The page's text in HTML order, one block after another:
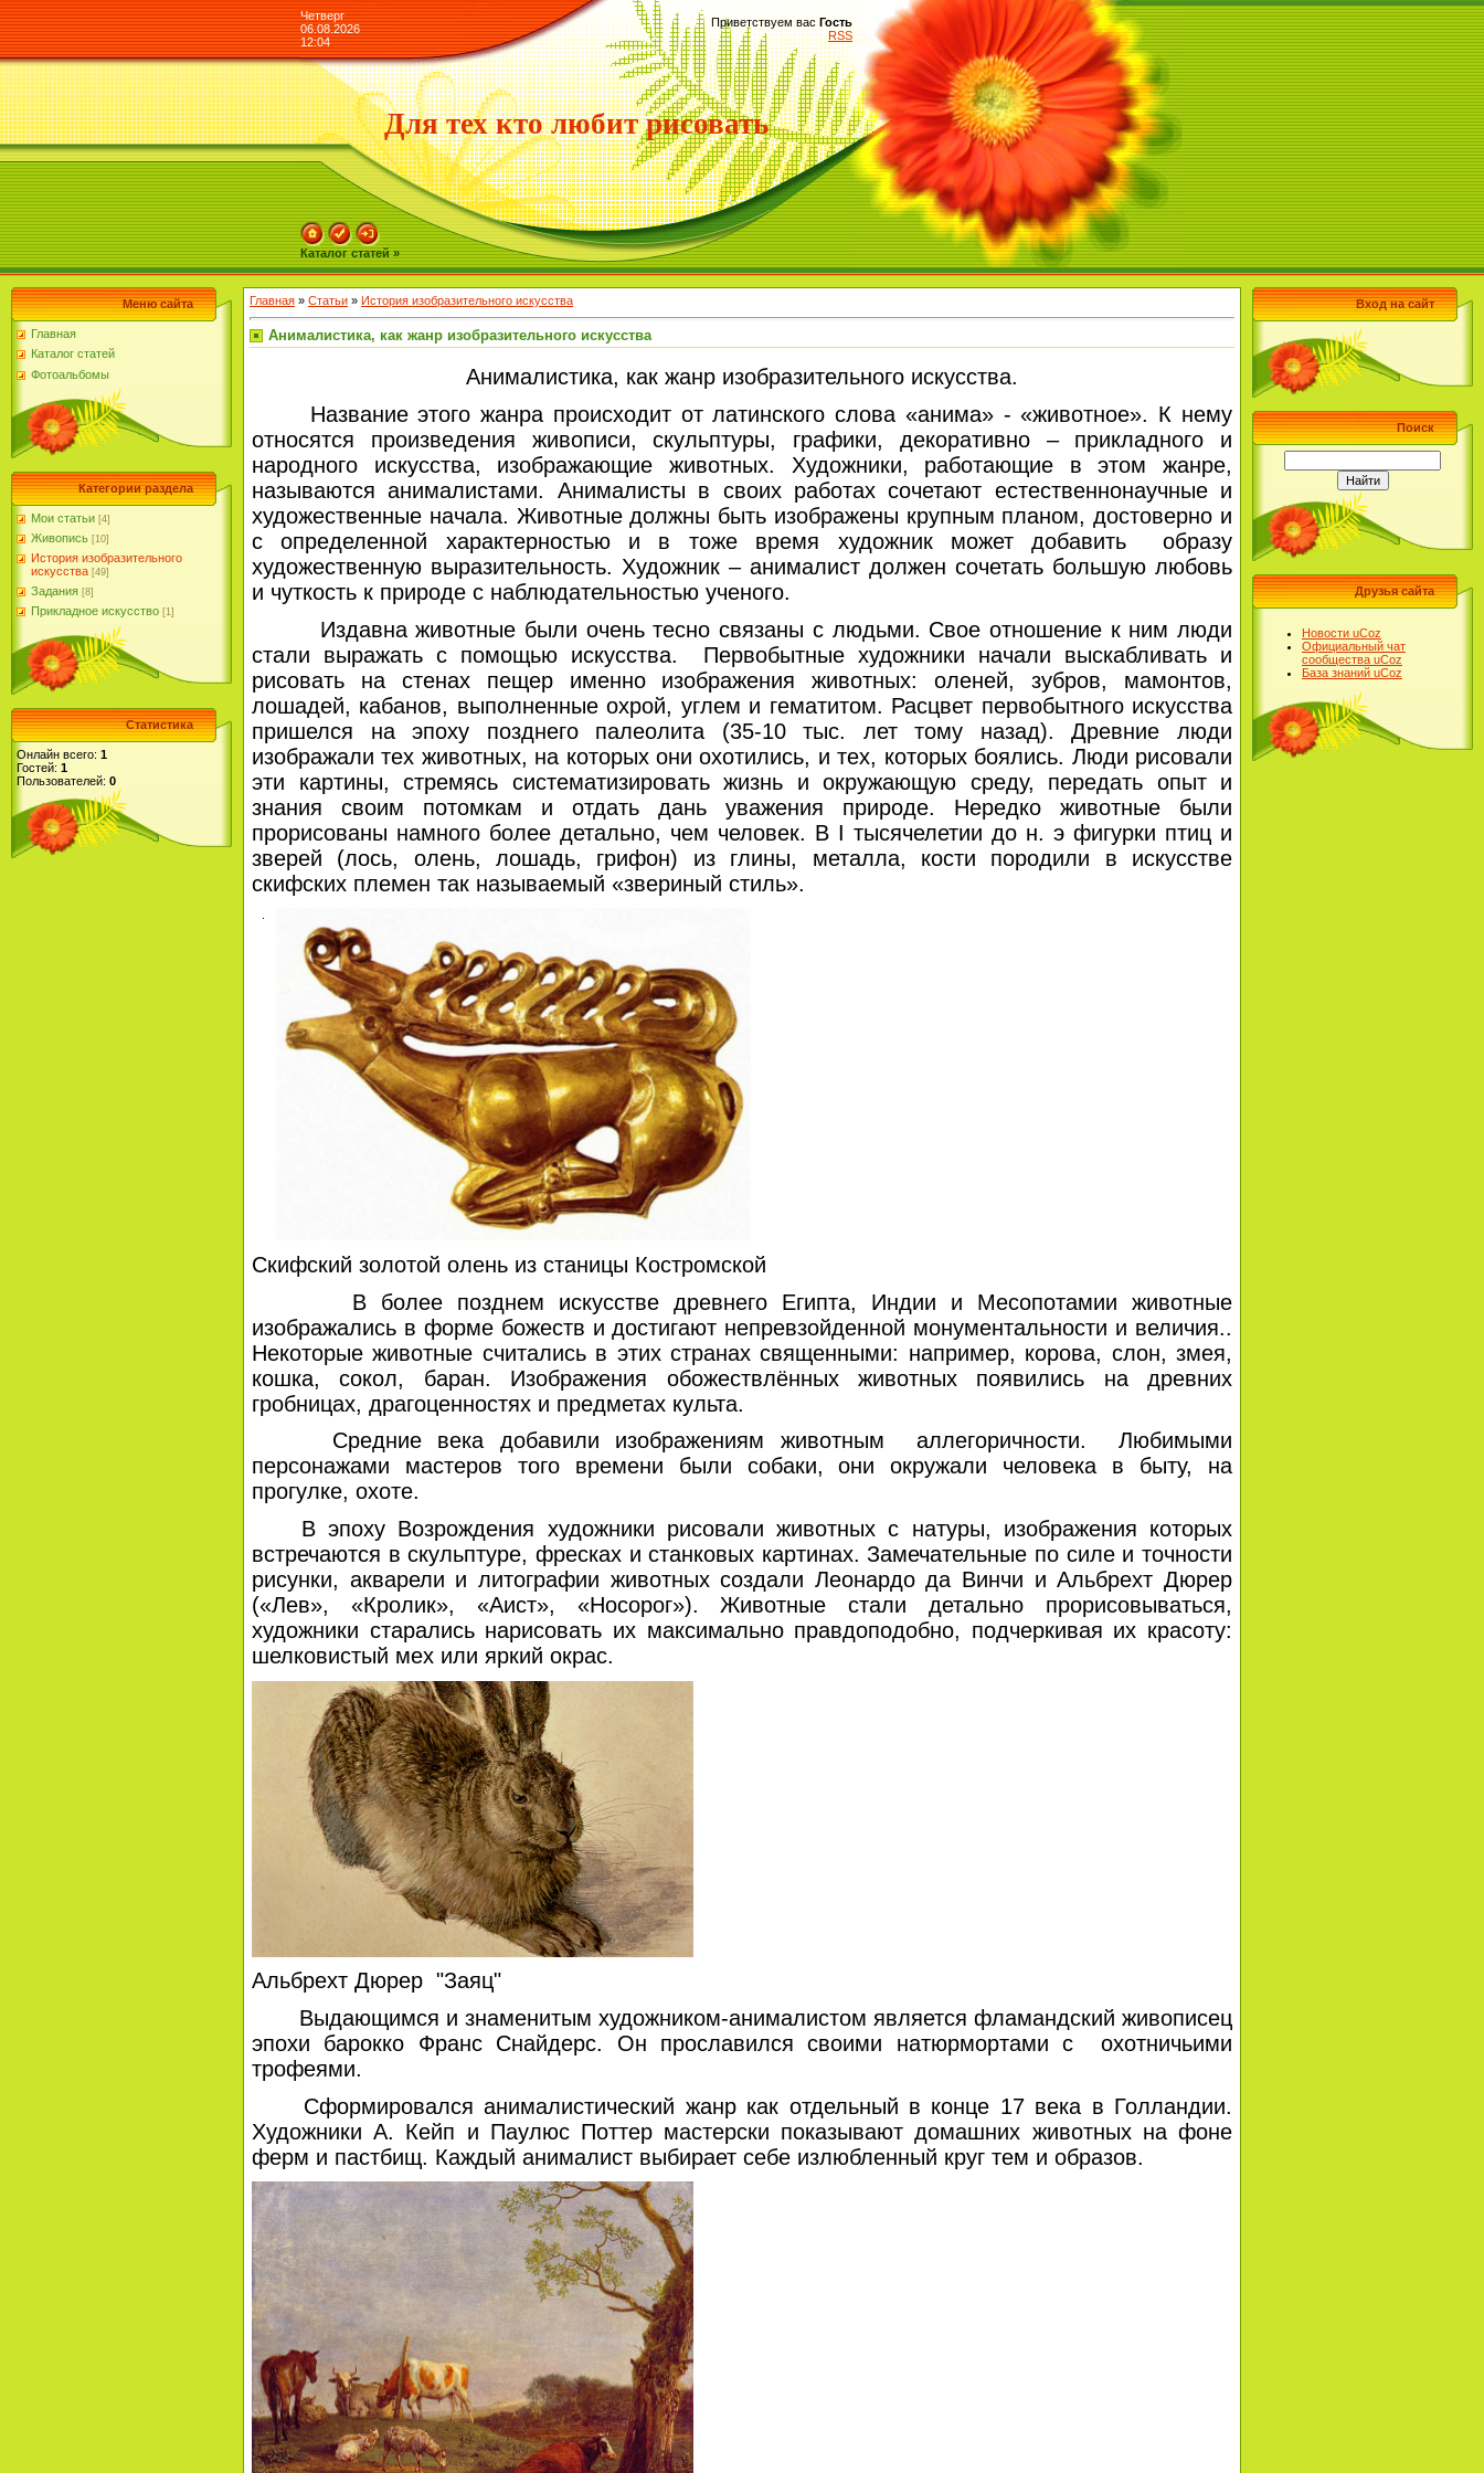
Четверг
06.08.2026
12:04
Приветствуем вас Гость
RSS
Для тех кто любит рисовать
Каталог статей »
Меню сайта
Главная
Каталог статей
Фотоальбомы
Категории раздела
Мои статьи [4]
Живопись [10]
История изобразительного
искусства [49]
Задания [8]
Прикладное искусство [1]
Статистика
Онлайн всего: 1
Гостей: 1
Пользователей: 0
Главная » Статьи » История изобразительного искусства
Анималистика, как жанр изобразительного искусства
Анималистика, как жанр изобразительного искусства.
Название этого жанра происходит от латинского слова «анима» - «животное». К нему
относятся произведения живописи, скульптуры, графики, декоративно – прикладного и
народного искусства, изображающие животных. Художники, работающие в этом жанре,
называются анималистами. Анималисты в своих работах сочетают естественнонаучные и
художественные начала. Животные должны быть изображены крупным планом, достоверно и
с определенной характерностью и в тоже время художник может добавить образу
художественную выразительность. Художник – анималист должен сочетать большую любовь
и чуткость к природе с наблюдательностью ученого.
Издавна животные были очень тесно связаны с людьми. Свое отношение к ним люди
стали выражать с помощью искусства. Первобытные художники начали выскабливать и
рисовать на стенах пещер именно изображения животных: оленей, зубров, мамонтов,
лошадей, кабанов, выполненные охрой, углем и гематитом. Расцвет первобытного искусства
пришелся на эпоху позднего палеолита (35-10 тыс. лет тому назад). Древние люди
изображали тех животных, на которых они охотились, и тех, которых боялись. Люди рисовали
эти картины, стремясь систематизировать жизнь и окружающую среду, передать опыт и
знания своим потомкам и отдать дань уважения природе. Нередко животные были
прорисованы намного более детально, чем человек. В I тысячелетии до н. э фигурки птиц и
зверей (лось, олень, лошадь, грифон) из глины, металла, кости породили в искусстве
скифских племен так называемый «звериный стиль».
Скифский золотой олень из станицы Костромской
В более позднем искусстве древнего Египта, Индии и Месопотамии животные
изображались в форме божеств и достигают непревзойденной монументальности и величия..
Некоторые животные считались в этих странах священными: например, корова, слон, змея,
кошка, сокол, баран. Изображения обожествлённых животных появились на древних
гробницах, драгоценностях и предметах культа.
Средние века добавили изображениям животным аллегоричности. Любимыми
персонажами мастеров того времени были собаки, они окружали человека в быту, на
прогулке, охоте.
В эпоху Возрождения художники рисовали животных с натуры, изображения которых
встречаются в скульптуре, фресках и станковых картинах. Замечательные по силе и точности
рисунки, акварели и литографии животных создали Леонардо да Винчи и Альбрехт Дюрер
(«Лев», «Кролик», «Аист», «Носорог»). Животные стали детально прорисовываться,
художники старались нарисовать их максимально правдоподобно, подчеркивая их красоту:
шелковистый мех или яркий окрас.
Альбрехт Дюрер "Заяц"
Выдающимся и знаменитым художником-анималистом является фламандский живописец
эпохи барокко Франс Снайдерс. Он прославился своими натюрмортами с охотничьими
трофеями.
Сформировался анималистический жанр как отдельный в конце 17 века в Голландии.
Художники А. Кейп и Паулюс Поттер мастерски показывают домашних животных на фоне
ферм и пастбищ. Каждый анималист выбирает себе излюбленный круг тем и образов.
Вход на сайт
Поиск
Друзья сайта
Новости uCoz
Официальный чат
сообщества uCoz
База знаний uCoz